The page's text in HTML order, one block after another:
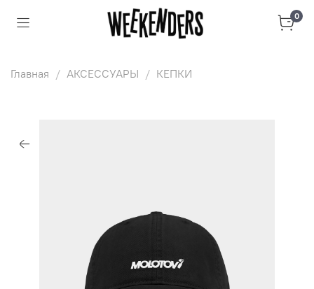
0
Главная АКСЕССУАРЫ КЕПКИ